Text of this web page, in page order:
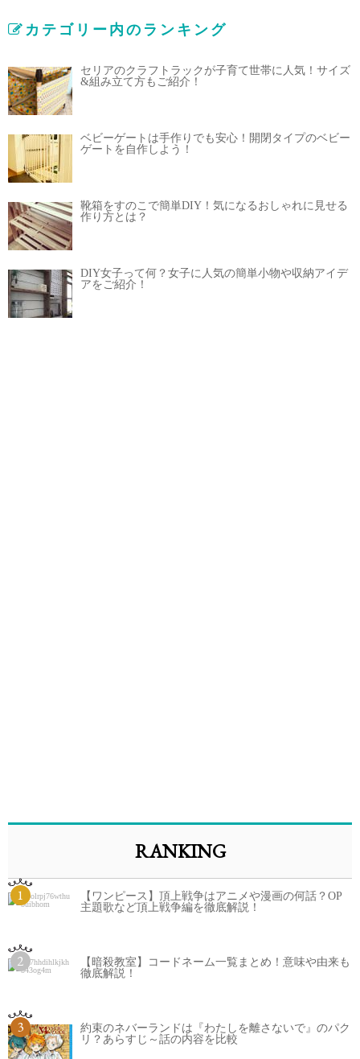
カテゴリー内のランキング
セリアのクラフトラックが子育て世帯に人気！サイズ
&組み立て方もご紹介！
ベビーゲートは手作りでも安心！開閉タイプのベビー
ゲートを自作しよう！
靴箱をすのこで簡単DIY！気になるおしゃれに見せる
作り方とは？
DIY女子って何？女子に人気の簡単小物や収納アイデ
アをご紹介！
RANKING
1
【ワンピース】頂上戦争はアニメや漫画の何話？OP
主題歌など頂上戦争編を徹底解説！
2
【暗殺教室】コードネーム一覧まとめ！意味や由来も
徹底解説！
3
約束のネバーランドは『わたしを離さないで』のパク
リ？あらすじ～話の内容を比較